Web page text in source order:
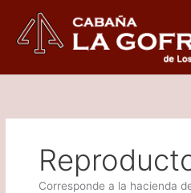
contenido
Corresponde a la hacienda